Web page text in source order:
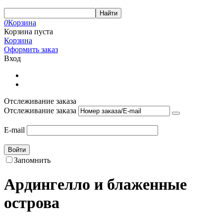
Найти
0Корзина
Корзина пуста
Корзина
Оформить заказ
Вход
Отслеживание заказа
Отслеживание заказа
E-mail
Войти
Запомнить
Ардингелло и блаженные
острова